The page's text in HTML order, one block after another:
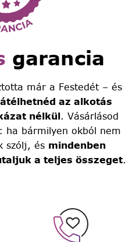
garancia
már a Festedét – és
az alkotás
nélkül. Vásárlásod
: ha bármilyen okból nem
szólj, és mindenben
a teljes összeget.